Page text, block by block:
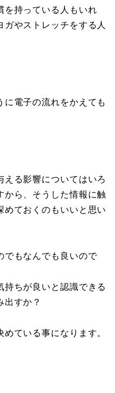
を持っている人もいれ
やストレッチをする人
に電子の流れをかえても
る影響についてはいろ
から、そうした情報に触
めておくのもいいと思い
でもなんでも良いので
ちが良いと認識できる
出すか？
ている事になります。